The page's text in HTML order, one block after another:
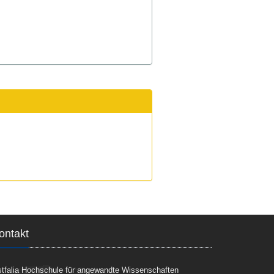
Hochschule für angewandte Wissenschaften